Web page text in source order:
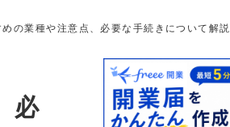
の業種や注意点、必要な手続きについて解説
必